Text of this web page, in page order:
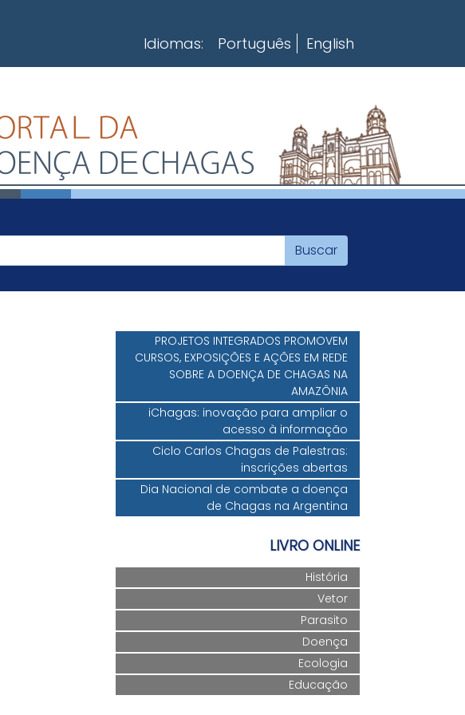
Idiomas: Português English
PROJETOS INTEGRADOS PROMOVEM
CURSOS, EXPOSIÇÕES E AÇÕES EM REDE
SOBRE A DOENÇA DE CHAGAS NA
AMAZÔNIA
iChagas: inovação para ampliar o
acesso à informação
Ciclo Carlos Chagas de Palestras:
inscrições abertas
Dia Nacional de combate a doença
de Chagas na Argentina
LIVRO ONLINE
História
Vetor
Parasito
Doença
Ecologia
Educação